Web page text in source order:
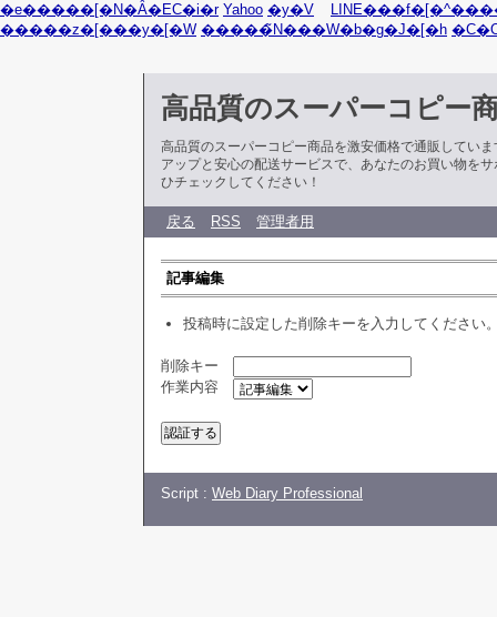
�e�����[�N�Ȃ�EC�i�r Yahoo �y�V
�����z�[���y�[�W �����̃N���W�b�g�J�[�h
高品質のスーパーコピー
高品質のスーパーコピー商品を激安価格で通販してい
アップと安心の配送サービスで、あなたのお買い物を
ひチェックしてください！
戻る RSS 管理者用
記事編集
投稿時に設定した削除キーを入力してください
削除キー
作業内容
Script : Web Diary Professional